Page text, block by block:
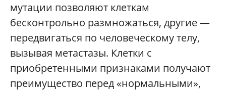
мутации позволяют клеткам
бесконтрольно размножаться, другие —
передвигаться по человеческому телу,
вызывая метастазы. Клетки с
приобретенными признаками получают
преимущество перед «нормальными»,